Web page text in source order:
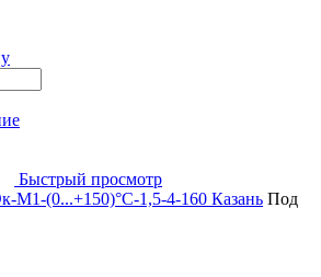
Быстрый просмотр
М1-(0...+150)°С-1,5-4-160 Казань Под